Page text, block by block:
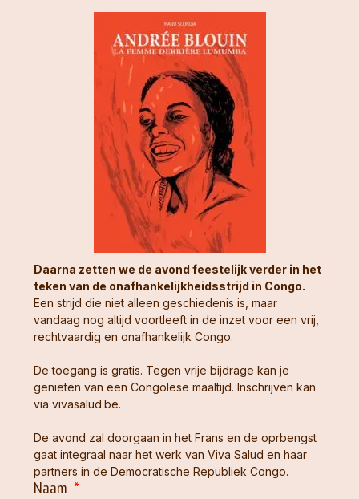
Daarna zetten we de avond feestelijk verder in het
teken van de onafhankelijkheidsstrijd in Congo.
Een strijd die niet alleen geschiedenis is, maar
vandaag nog altijd voortleeft in de inzet voor een vrij,
rechtvaardig en onafhankelijk Congo.
De toegang is gratis. Tegen vrije bijdrage kan je
genieten van een Congolese maaltijd. Inschrijven kan
via vivasalud.be.
De avond zal doorgaan in het Frans en de oprbengst
gaat integraal naar het werk van Viva Salud en haar
partners in de Democratische Republiek Congo.
Naam